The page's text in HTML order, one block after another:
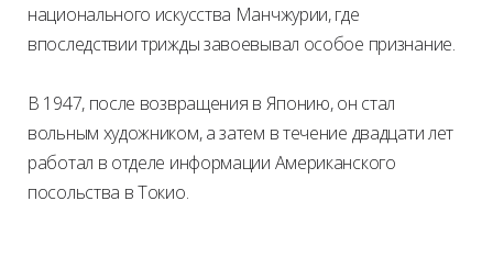
национального искусства Манчжурии, где
впоследствии трижды завоевывал особое признание.
В 1947, после возвращения в Японию, он стал
вольным художником, а затем в течение двадцати лет
работал в отделе информации Американского
посольства в Токио.